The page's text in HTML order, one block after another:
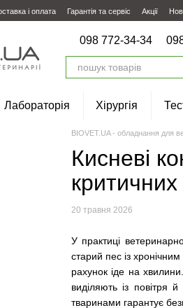
і оплата Гарантія та сервіс Акції
098 772-34-34
Лабораторія Хірургія
BIOVET.UA - обладнання для
Кисневі
критичних
20 травня 2026
У практиці
старий пес із
рахунок іде на
виділяють із повітря
тваринами гарантує